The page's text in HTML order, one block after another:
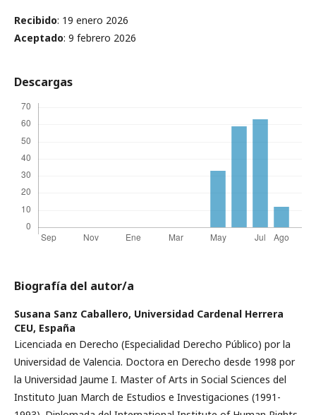
Recibido: 19 enero 2026
Aceptado: 9 febrero 2026
Descargas
Biografía del autor/a
Susana Sanz Caballero, Universidad Cardenal Herrera
CEU, España
Licenciada en Derecho (Especialidad Derecho Público) por la
Universidad de Valencia. Doctora en Derecho desde 1998 por
la Universidad Jaume I. Master of Arts in Social Sciences del
Instituto Juan March de Estudios e Investigaciones (1991-